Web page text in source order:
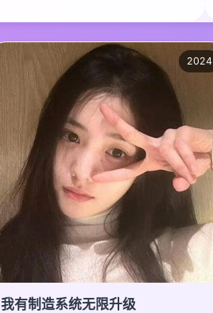
2024
我有制造系统无限升级